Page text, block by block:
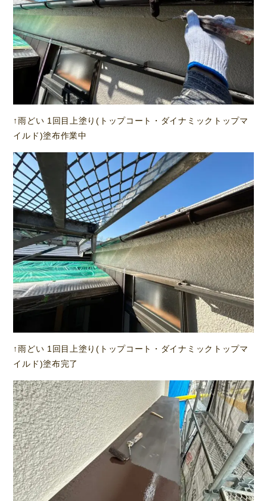
↑雨どい 1回目上塗り(トップコート・ダイナミックトップマ
イルド)塗布作業中
↑雨どい 1回目上塗り(トップコート・ダイナミックトップマ
イルド)塗布完了